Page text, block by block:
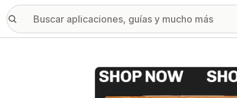
Galería de imágenes destacadas